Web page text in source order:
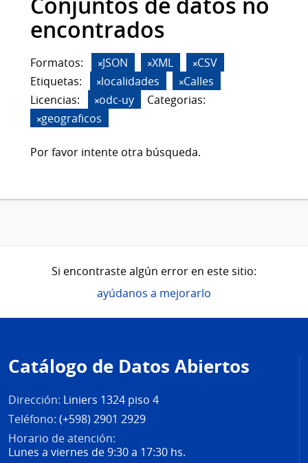
encontrados
Formatos: JSON XML
CSV
Etiquetas:
localidades
Calles
Licencias:
odc-uy
Categorias:
geograficos
Por favor intente otra búsqueda.
Si encontraste algún error en este sitio:
ayúdanos a mejorarlo
de
página
Catálogo de Datos Abiertos
Dirección: Liniers 1324 piso 4
Teléfono: (+598) 2901 2929
Horario de atención:
Lunes a viernes de 9:30 a 17:30 hs.